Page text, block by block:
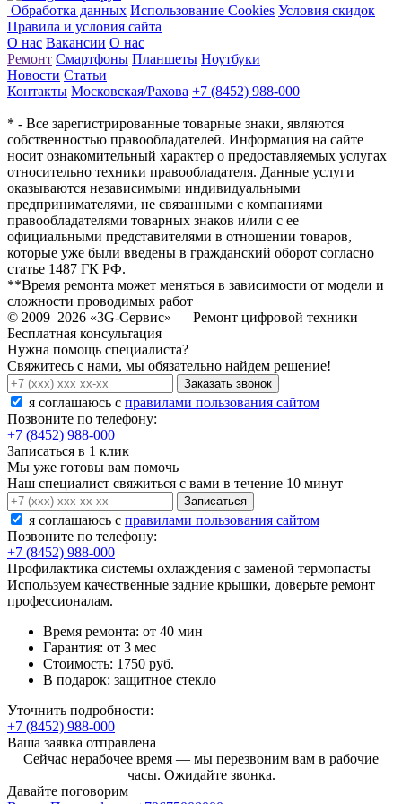
Обработка данных Использование Cookies Условия скидок
Правила и условия сайта
О нас Вакансии О нас
Ремонт Смартфоны Планшеты Ноутбуки
Новости Статьи
Контакты Московская/Рахова +7 (8452) 988-000
* - Все зарегистрированные товарные знаки, являются
собственностью правообладателей. Информация на сайте
носит ознакомительный характер о предоставляемых услугах
относительно техники правообладателя. Данные услуги
оказываются независимыми индивидуальными
предпринимателями, не связанными с компаниями
правообладателями товарных знаков и/или с ее
официальными представителями в отношении товаров,
которые уже были введены в гражданский оборот согласно
статье 1487 ГК РФ.
**Время ремонта может меняться в зависимости от модели и
сложности проводимых работ
© 2009–2026 «3G-Сервис» — Ремонт цифровой техники
Бесплатная консультация
Нужна помощь специалиста?
Свяжитесь с нами, мы обязательно найдем решение!
Заказать звонок
я соглашаюсь c правилами пользования сайтом
Позвоните по телефону:
+7 (8452) 988-000
Записаться в 1 клик
Мы уже готовы вам помочь
Наш специалист свяжиться с вами в течение 10 минут
Записаться
я соглашаюсь c правилами пользования сайтом
Позвоните по телефону:
+7 (8452) 988-000
Профилактика системы охлаждения с заменой термопасты
Используем качественные задние крышки, доверьте ремонт
профессионалам.
Время ремонта: от 40 мин
Гарантия: от 3 мес
Стоимость: 1750 руб.
В подарок: защитное стекло
Уточнить подробности:
+7 (8452) 988-000
Ваша заявка отправлена
Сейчас нерабочее время — мы перезвоним вам в рабочие
часы. Ожидайте звонка.
Давайте поговорим